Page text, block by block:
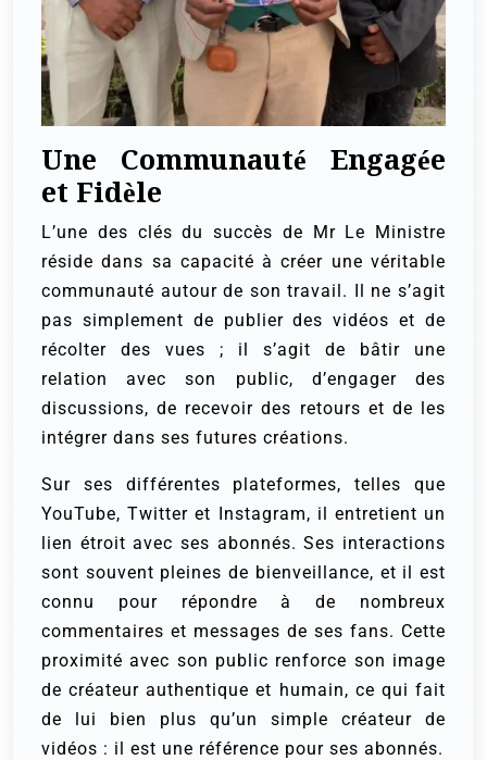
Une Communauté Engagée
et Fidèle
L’une des clés du succès de Mr Le Ministre
réside dans sa capacité à créer une véritable
communauté autour de son travail. Il ne s’agit
pas simplement de publier des vidéos et de
récolter des vues ; il s’agit de bâtir une
relation avec son public, d’engager des
discussions, de recevoir des retours et de les
intégrer dans ses futures créations.
Sur ses différentes plateformes, telles que
YouTube, Twitter et Instagram, il entretient un
lien étroit avec ses abonnés. Ses interactions
sont souvent pleines de bienveillance, et il est
connu pour répondre à de nombreux
commentaires et messages de ses fans. Cette
proximité avec son public renforce son image
de créateur authentique et humain, ce qui fait
de lui bien plus qu’un simple créateur de
vidéos : il est une référence pour ses abonnés.